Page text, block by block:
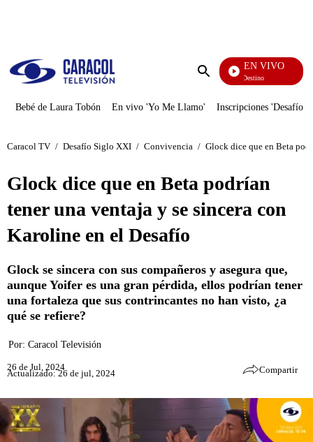
Enviar
EN VIVO
El Juego De Mi Destino
Bebé de Laura Tobón En vivo 'Yo Me Llamo' Inscripciones 'Desafío'
Caracol TV / Desafío Siglo XXI / Convivencia / Glock dice que en Beta
Glock dice que en Beta podrían
tener una ventaja y se sincera con
Karoline en el Desafío
Glock se sincera con sus compañeros y asegura que,
aunque Yoifer es una gran pérdida, ellos podrían tener
una fortaleza que sus contrincantes no han visto, ¿a
qué se refiere?
Por: Caracol Televisión
26 de Jul, 2024
Actualizado: 26 de jul, 2024 Compartir